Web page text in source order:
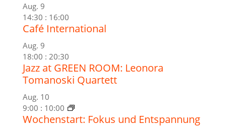
Aug. 9
14:30 : 16:00
Café International
Aug. 9
18:00 : 20:30
Jazz at GREEN ROOM: Leonora
Tomanoski Quartett
Aug. 10
9:00 : 10:00
Wochenstart: Fokus und Entspannung